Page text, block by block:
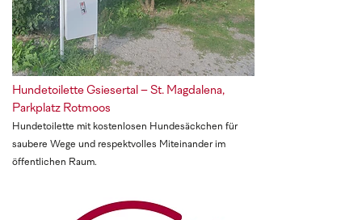
Hundetoilette Gsiesertal – St. Magdalena,
Parkplatz Rotmoos
Hundetoilette mit kostenlosen Hundesäckchen für
saubere Wege und respektvolles Miteinander im
öffentlichen Raum.